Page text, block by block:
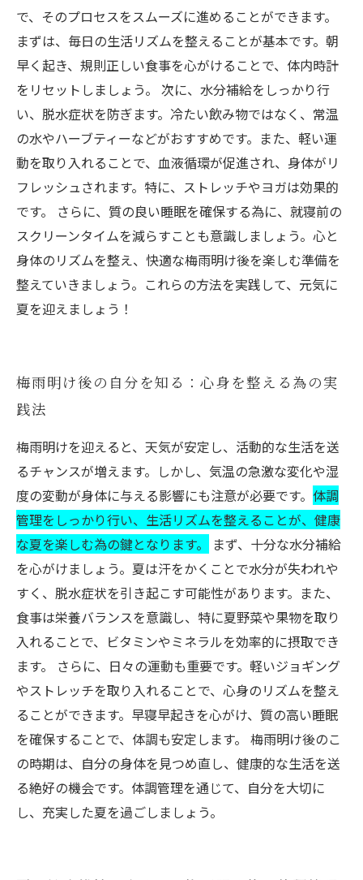
で、そのプロセスをスムーズに進めることができます。
まずは、毎日の生活リズムを整えることが基本です。朝
早く起き、規則正しい食事を心がけることで、体内時計
をリセットしましょう。 次に、水分補給をしっかり行
い、脱水症状を防ぎます。冷たい飲み物ではなく、常温
の水やハーブティーなどがおすすめです。また、軽い運
動を取り入れることで、血液循環が促進され、身体がリ
フレッシュされます。特に、ストレッチやヨガは効果的
です。 さらに、質の良い睡眠を確保する為に、就寝前の
スクリーンタイムを減らすことも意識しましょう。心と
身体のリズムを整え、快適な梅雨明け後を楽しむ準備を
整えていきましょう。これらの方法を実践して、元気に
夏を迎えましょう！
梅雨明け後の自分を知る：心身を整える為の実
践法
梅雨明けを迎えると、天気が安定し、活動的な生活を送
るチャンスが増えます。しかし、気温の急激な変化や湿
度の変動が身体に与える影響にも注意が必要です。 体調
管理をしっかり行い、生活リズムを整えることが、健康
な夏を楽しむ為の鍵となります。
まず、十分な水分補給
を心がけましょう。夏は汗をかくことで水分が失われや
すく、脱水症状を引き起こす可能性があります。また、
食事は栄養バランスを意識し、特に夏野菜や果物を取り
入れることで、ビタミンやミネラルを効率的に摂取でき
ます。 さらに、日々の運動も重要です。軽いジョギング
やストレッチを取り入れることで、心身のリズムを整え
ることができます。早寝早起きを心がけ、質の高い睡眠
を確保することで、体調も安定します。 梅雨明け後のこ
の時期は、自分の身体を見つめ直し、健康的な生活を送
る絶好の機会です。体調管理を通じて、自分を大切に
し、充実した夏を過ごしましょう。